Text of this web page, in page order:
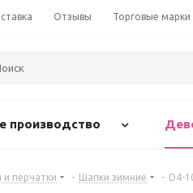
Отзывы Торговые марки
производство
и перчатки - Шапки зимние - D4-